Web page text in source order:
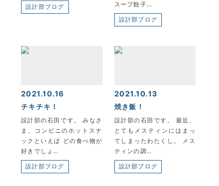
設計部ブログ
スープ餃子…
設計部ブログ
2021.10.16
チキチキ！
設計部の石田です。 みなさ
ま、コンビニのホットスナ
ックといえば どの食べ物が
好きでしょ…
設計部ブログ
2021.10.13
焼き飯！
設計部の石田です。 最近、
とてもメスティンにはまっ
てしまったわたくし。 メス
ティンの調…
設計部ブログ